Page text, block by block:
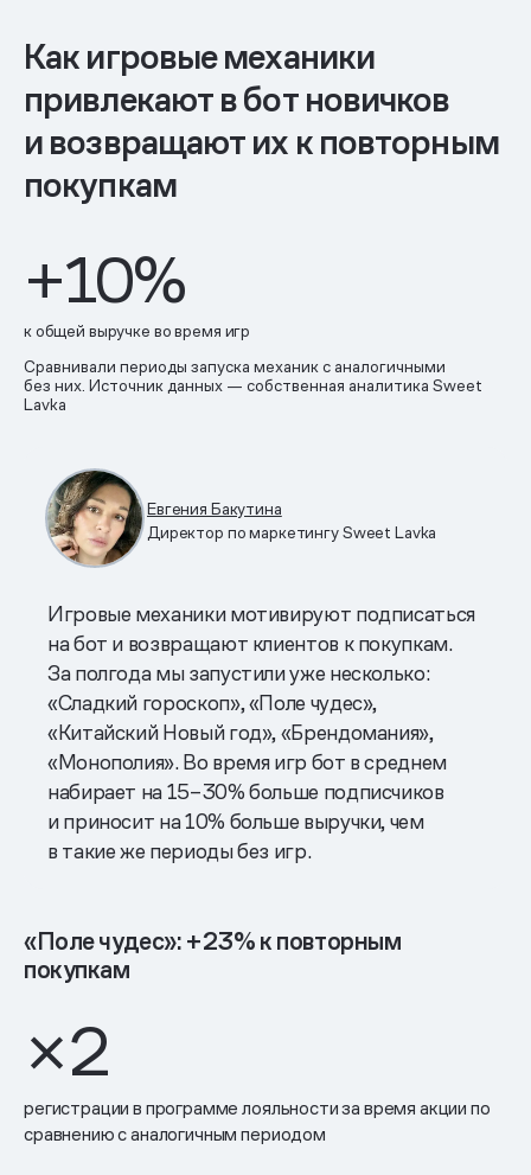
Как игровые механики
привлекают в бот новичков
и возвращают их к повторным
покупкам
+10%
к общей выручке во время игр
Сравнивали периоды запуска механик с аналогичными
без них. Источник данных — собственная аналитика Sweet
Lavka
Евгения Бакутина
Директор по маркетингу Sweet Lavka
Игровые механики мотивируют подписаться
на бот и возвращают клиентов к покупкам.
За полгода мы запустили уже несколько:
«Сладкий гороскоп», «Поле чудес»,
«Китайский Новый год», «Брендомания»,
«Монополия». Во время игр бот в среднем
набирает на 15–30% больше подписчиков
и приносит на 10% больше выручки, чем
в такие же периоды без игр.
«Поле чудес»: +23% к повторным
покупкам
×2
регистрации в программе лояльности за время акции по
сравнению с аналогичным периодом